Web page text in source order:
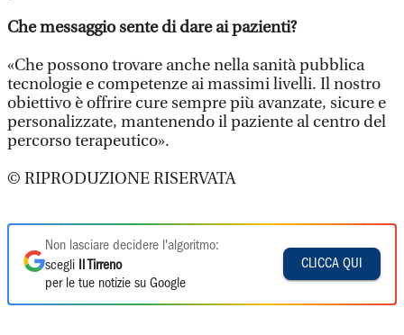
Che messaggio sente di dare ai pazienti?
«Che possono trovare anche nella sanità pubblica
tecnologie e competenze ai massimi livelli. Il nostro
obiettivo è offrire cure sempre più avanzate, sicure e
personalizzate, mantenendo il paziente al centro del
percorso terapeutico».
© RIPRODUZIONE RISERVATA
Non lasciare decidere l'algoritmo:
scegli
Il Tirreno
per le tue notizie su Google
CLICCA QUI